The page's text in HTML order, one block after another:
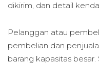
dikirim, dan detail
Pelanggan atau
pembelian dan
barang kapasitas